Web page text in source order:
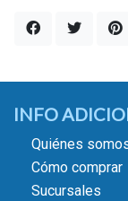
INFO
Quiénes
Cómo comprar
Sucursales